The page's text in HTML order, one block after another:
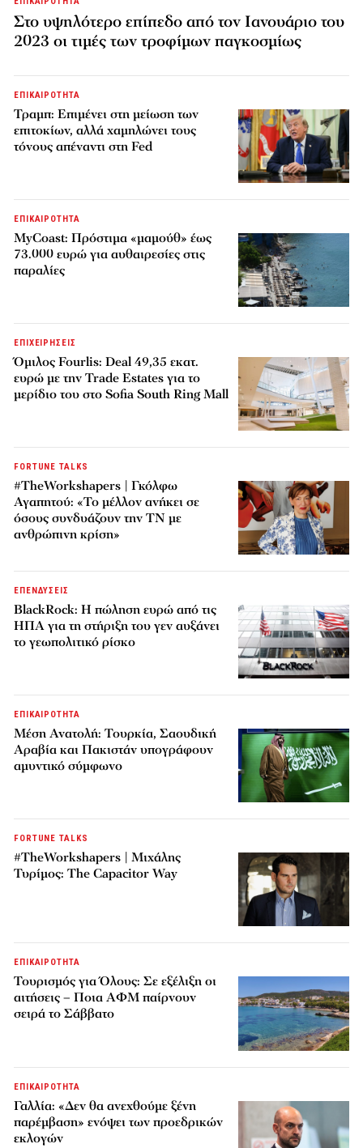
Στο υψηλότερο επίπεδο από τον Ιανουάριο του
2023 οι τιμές των τροφίμων παγκοσμίως
ΕΠΙΚΑΙΡΟΤΗΤΑ
Τραμπ: Επιμένει στη μείωση των
επιτοκίων, αλλά χαμηλώνει τους
τόνους απέναντι στη Fed
ΕΠΙΚΑΙΡΟΤΗΤΑ
MyCoast: Πρόστιμα «μαμούθ» έως
73.000 ευρώ για αυθαιρεσίες στις
παραλίες
ΕΠΙΧΕΙΡΗΣΕΙΣ
Όμιλος Fourlis: Deal 49,35 εκατ.
ευρώ με την Trade Estates για το
μερίδιο του στο Sofia South Ring Mall
FORTUNE TALKS
#TheWorkshapers | Γκόλφω
Αγαπητού: «Το μέλλον ανήκει σε
όσους συνδυάζουν την ΤΝ με
ανθρώπινη κρίση»
ΕΠΕΝΔΥΣΕΙΣ
BlackRock: Η πώληση ευρώ από τις
ΗΠΑ για τη στήριξη του γεν αυξάνει
το γεωπολιτικό ρίσκο
ΕΠΙΚΑΙΡΟΤΗΤΑ
Μέση Ανατολή: Τουρκία, Σαουδική
Αραβία και Πακιστάν υπογράφουν
αμυντικό σύμφωνο
FORTUNE TALKS
#TheWorkshapers | Μιχάλης
Τυρίμος: The Capacitor Way
ΕΠΙΚΑΙΡΟΤΗΤΑ
Τουρισμός για Όλους: Σε εξέλιξη οι
αιτήσεις – Ποια ΑΦΜ παίρνουν
σειρά το Σάββατο
ΕΠΙΚΑΙΡΟΤΗΤΑ
Γαλλία: «Δεν θα ανεχθούμε ξένη
παρέμβαση» ενόψει των προεδρικών
εκλογών